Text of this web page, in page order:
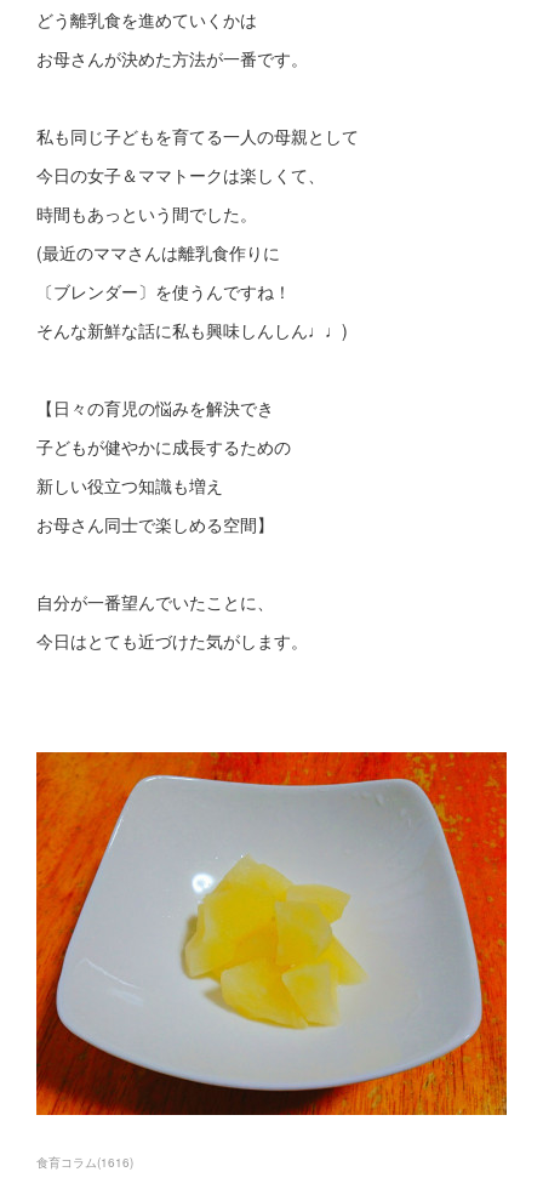
どう離乳食を進めていくかは
お母さんが決めた方法が一番です。
私も同じ子どもを育てる一人の母親として
今日の女子＆ママトークは楽しくて、
時間もあっという間でした。
(最近のママさんは離乳食作りに
〔ブレンダー〕を使うんですね！
そんな新鮮な話に私も興味しんしん♩♩)
【日々の育児の悩みを解決でき
子どもが健やかに成長するための
新しい役立つ知識も増え
お母さん同士で楽しめる空間】
自分が一番望んでいたことに、
今日はとても近づけた気がします。
食育コラム(1616)